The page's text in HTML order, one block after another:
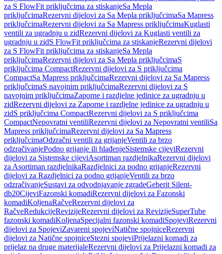
za S FlowFit priključcima za stiskanjeSa Mepla
priključcimaRezervni dijelovi za Sa Mepla priključcimaSa Mapress
priključcimaRezervni dijelovi za Sa Mapress priključcimaKuglasti
ventili za ugradnju u zidRezervni dijelovi za Kuglasti ventili za
ugradnju u zidS FlowFit priključcima za stiskanjeRezervni dijelovi
za S FlowFit priključcima za stiskanjeSa Mepla
priključcimaRezervni dijelovi za Sa Mepla priključcimaS
priključcima CompactRezervni dijelovi za S priključcima
CompactSa Mapress priključcimaRezervni dijelovi za Sa Mapress
priključcimaS navojnim priključcimaRezervni dijelovi za S
navojnim priključcimaZaporne i razdjelne jedinice za ugradnju u
zidRezervni dijelovi za Zaporne i razdjelne jedinice za ugradnju u
zidS priključcima CompactRezervni dijelovi za S priključcima
CompactNepovratni ventiliRezervni dijelovi za Nepovratni ventiliSa
Mapress priključcimaRezervni dijelovi za Sa Mapress
priključcimaOdzračni ventili za grijanjeVentili za brzo
odzračivanjePodno grijanje ili hlađenjeSistemske cijeviRezervni
dijelovi za Sistemske cijeviAsortiman razdjelnikaRezervni dijelovi
za Asortiman razdjelnikaRazdjelnici za podno grijanjeRezervni
dijelovi za Razdjelnici za podno grijanjeVentili za brzo
odzračivanjeSustavi za odvodnjavanje zgradeGeberit Silent-
db20CijeviFazonski komadiRezervni dijelovi za Fazonski
komadiKoljenaRačveRezervni dijelovi za
RačveRedukcijeRevizijeRezervni dijelovi za RevizijeSuperTube
fazonski komadiKoljenaSpecijalni fazonski komadiSpojeviRezervni
dijelovi za SpojeviZavareni spojeviNatične spojniceRezervni
dijelovi za Natične spojniceStezni spojeviPrijelazni komadi za
prijelaz na druge materijaleRezervni dijelovi za Prijelazni komadi za